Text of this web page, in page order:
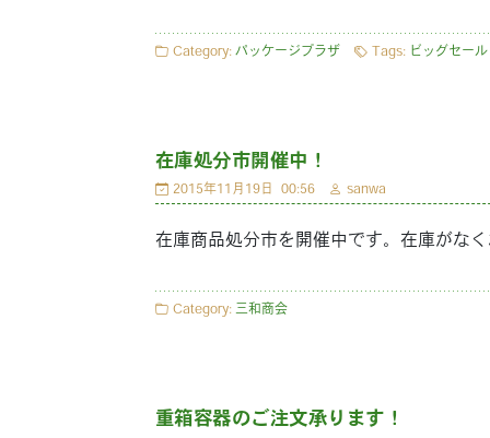
Category: パッケージプラザ Tags: ビッグセール
在庫処分市開催中！
2015年11月19日 00:56 sanwa
在庫商品処分市を開催中です。在庫がな
Category: 三和商会
重箱容器のご注文承ります！